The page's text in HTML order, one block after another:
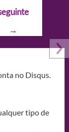
→
no Disqus.
tipo de